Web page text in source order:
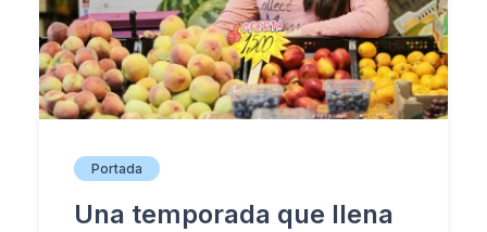
Portada
Una temporada que llena